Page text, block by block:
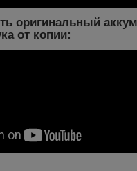
оригинальный
от копии: